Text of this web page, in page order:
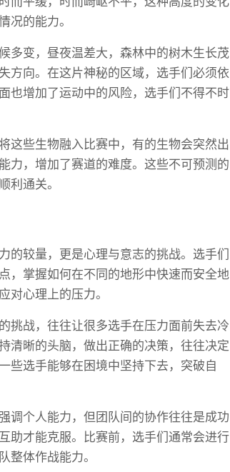
况的能力。
多变，昼夜温差大，森林中的树木生长茂
方向。在这片神秘的区域，选手们必须依
也增加了运动中的风险，选手们不得不时
这些生物融入比赛中，有的生物会突然出
力，增加了赛道的难度。这些不可预测的
利通关。
的较量，更是心理与意志的挑战。选手们
，掌握如何在不同的地形中快速而安全地
对心理上的压力。
挑战，往往让很多选手在压力面前失去冷
清晰的头脑，做出正确的决策，往往决定
些选手能够在困境中坚持下去，突破自
调个人能力，但团队间的协作往往是成功
助才能克服。比赛前，选手们通常会进行
整体作战能力。